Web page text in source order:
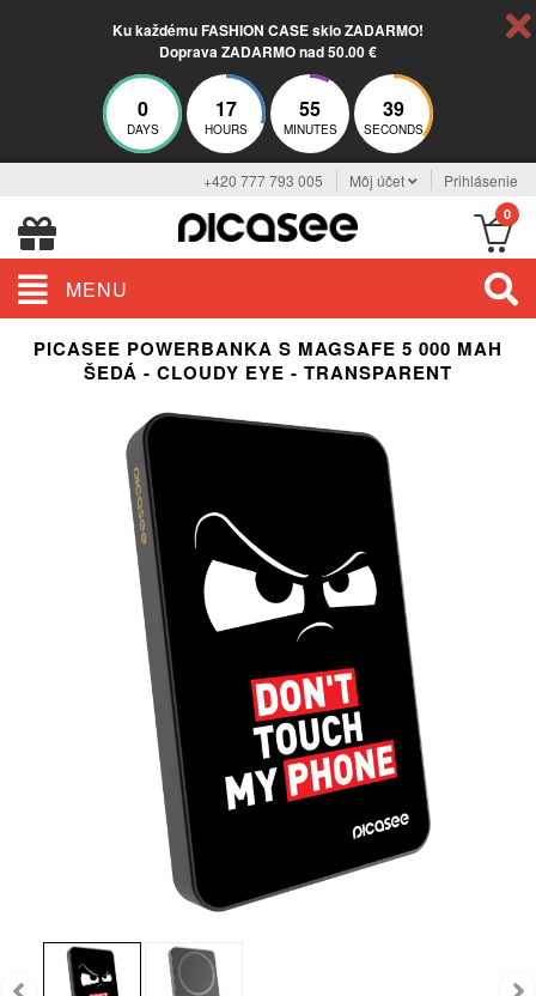
Ku každému FASHION CASE sklo ZADARMO!
Doprava ZADARMO nad 50.00 €
0
DAYS
17
HOURS
55
MINUTES
38
SECONDS
+420 777 793 005 Môj účet Prihlásenie
0
MENU
PICASEE POWERBANKA S MAGSAFE 5 000 MAH
ŠEDÁ - CLOUDY EYE - TRANSPARENT